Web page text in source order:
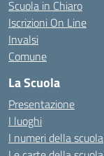
Scuola in Chiaro
Iscrizioni On Line
Invalsi
Comune
La Scuola
Presentazione
I luoghi
I numeri della scuola